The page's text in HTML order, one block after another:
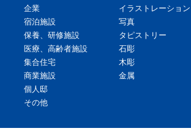
企業
宿泊施設
保養、研修施設
医療、高齢者施設
集合住宅
商業施設
個人邸
その他
イラストレーション
写真
タピストリー
石彫
木彫
金属